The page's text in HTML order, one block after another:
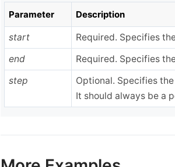
Parameter Description
start
Required. Specifies
end
Required. Specifies
step
Optional. Specifies
It should always be a